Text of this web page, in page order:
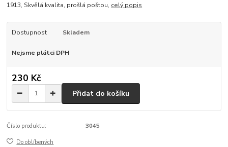
1913, Skvělá kvalita, prošlá poštou, celý popis
Dostupnost Skladem
Nejsme plátci DPH
230 Kč
Přidat do košíku
Číslo produktu: 3045
Do oblíbených